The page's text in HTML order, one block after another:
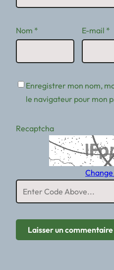
Nom * E-mail *
Enregistrer mon nom,
le navigateur pour mon
Recaptcha